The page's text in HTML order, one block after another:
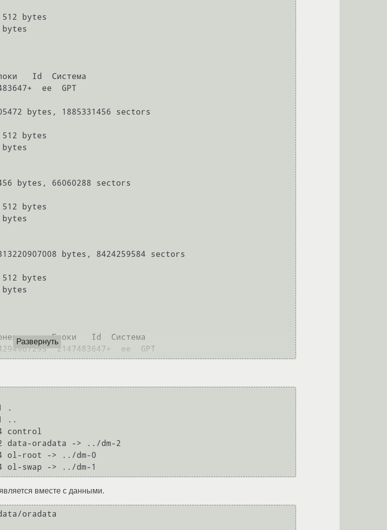
bytes
Id  Система
ee  GPT
bytes, 1885331456 sectors
bytes
bytes, 66060288 sectors
bytes
bytes, 8424259584 sectors
bytes
Развернуть
.
..
control
oradata -> ../dm-2
ol-root -> ../dm-0
вместе с данными.
oradata